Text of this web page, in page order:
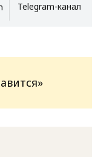
Telegram-канал